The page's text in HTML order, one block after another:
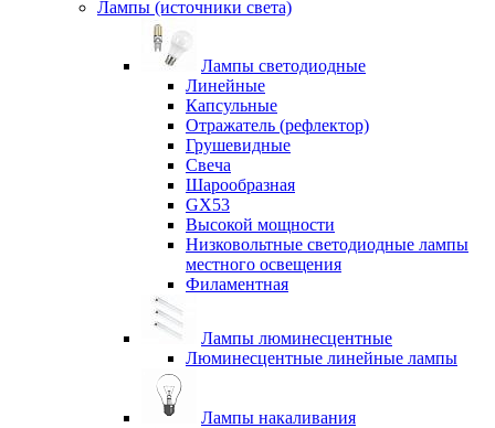
Лампы (источники света)
Лампы светодиодные
Линейные
Капсульные
Отражатель (рефлектор)
Грушевидные
Свеча
Шарообразная
GX53
Высокой мощности
Низковольтные светодиодные лампы
местного освещения
Филаментная
Лампы люминесцентные
Люминесцентные линейные лампы
Лампы накаливания